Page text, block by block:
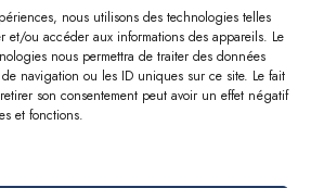
nous utilisons des technologies telles
et/ou accéder aux informations des appareils. Le
nous permettra de traiter des données
navigation ou les ID uniques sur ce site. Le fait
son consentement peut avoir un effet négatif
et fonctions.